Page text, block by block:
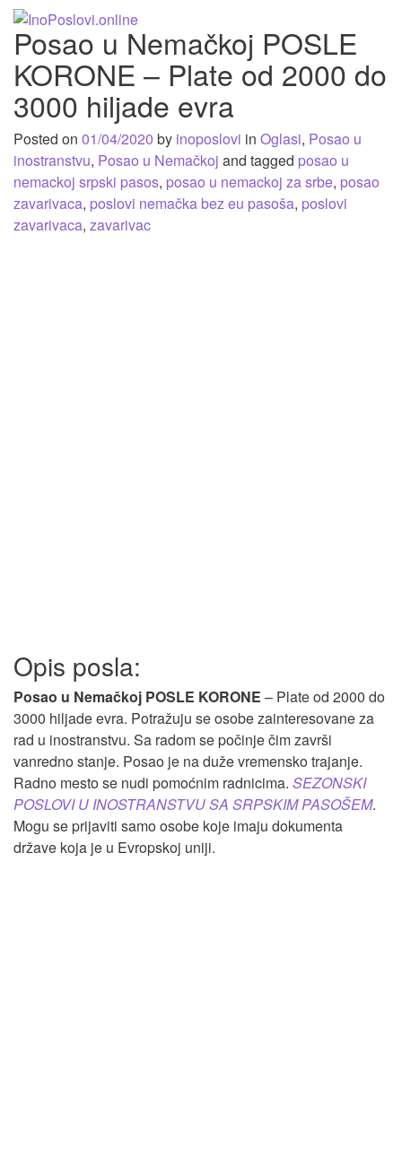
Posao u Nemačkoj POSLE
KORONE – Plate od 2000 do
3000 hiljade evra
Posted on 01/04/2020 by inoposlovi in Oglasi, Posao u
inostranstvu, Posao u Nemačkoj and tagged posao u
nemackoj srpski pasos, posao u nemackoj za srbe, posao
zavarivaca, poslovi nemačka bez eu pasoša, poslovi
zavarivaca, zavarivac
Opis posla:
Posao u Nemačkoj POSLE KORONE – Plate od 2000 do
3000 hiljade evra. Potražuju se osobe zainteresovane za
rad u inostranstvu. Sa radom se počinje čim završi
vanredno stanje. Posao je na duže vremensko trajanje.
Radno mesto se nudi pomoćnim radnicima. SEZONSKI
POSLOVI U INOSTRANSTVU SA SRPSKIM PASOŠEM.
Mogu se prijaviti samo osobe koje imaju dokumenta
države koja je u Evropskoj uniji.